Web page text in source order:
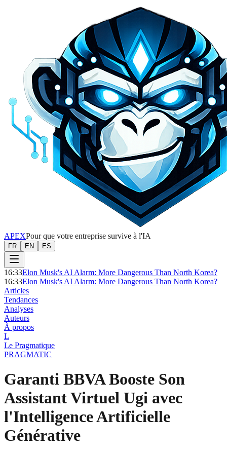
APEXPour que votre entreprise survive à l'IA
FR EN ES
16:33Elon Musk's AI Alarm: More Dangerous Than North Korea?
16:33Elon Musk's AI Alarm: More Dangerous Than North Korea?
Articles
Tendances
Analyses
Auteurs
À propos
L
Le Pragmatique
PRAGMATIC
Garanti BBVA Booste Son
Assistant Virtuel Ugi avec
l'Intelligence Artificielle
Générative